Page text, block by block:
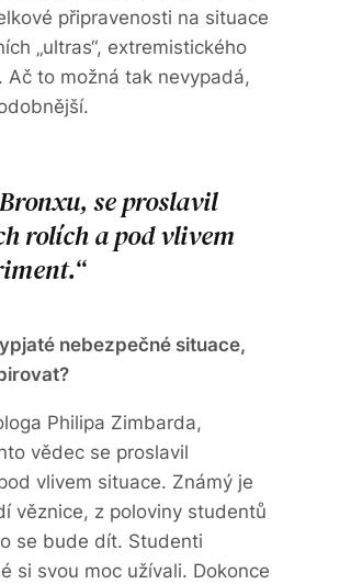
připravenosti na situace
„ultras“, extremistického
to možná tak nevypadá,
se proslavil
rolích a pod vlivem
nebezpečné situace,
Philipa Zimbarda,
vědec se proslavil
vlivem situace. Známý je
věznice, z poloviny studentů
se bude dít. Studenti
si svou moc užívali. Dokonce